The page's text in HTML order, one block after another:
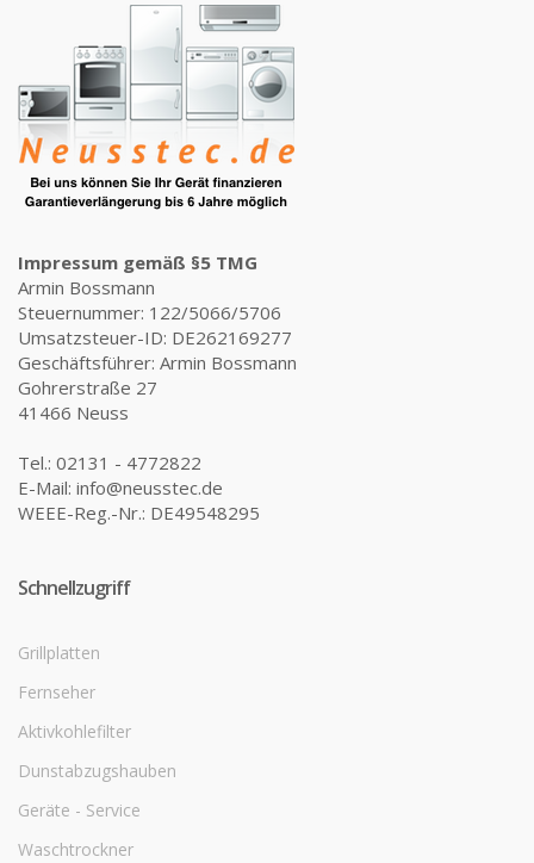
Impressum gemäß §5 TMG
Armin Bossmann
Steuernummer: 122/5066/5706
Umsatzsteuer-ID: DE262169277
Geschäftsführer: Armin Bossmann
Gohrerstraße 27
41466 Neuss
Tel.: 02131 - 4772822
E-Mail: info@neusstec.de
WEEE-Reg.-Nr.: DE49548295
Schnellzugriff
Grillplatten
Fernseher
Aktivkohlefilter
Dunstabzugshauben
Geräte - Service
Waschtrockner